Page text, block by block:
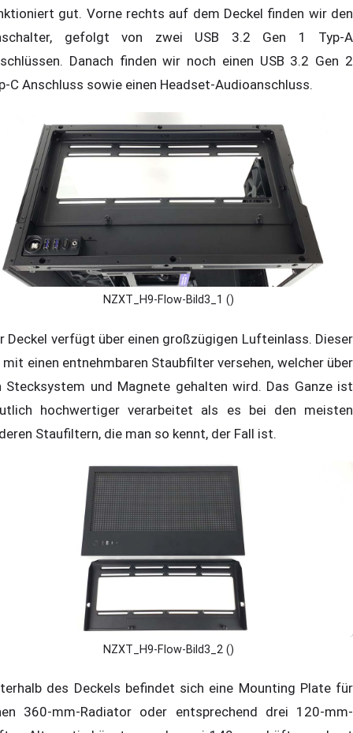
gut. Vorne rechts auf dem Deckel finden wir den
gefolgt von zwei USB 3.2 Gen 1 Typ-A
Danach finden wir noch einen USB 3.2 Gen 2
C Anschluss sowie einen Headset-Audioanschluss.
NZXT_H9-Flow-Bild3_1 ()
Deckel verfügt über einen großzügigen Lufteinlass. Dieser
einen entnehmbaren Staubfilter versehen, welcher über
Stecksystem und Magnete gehalten wird. Das Ganze ist
hochwertiger verarbeitet als es bei den meisten
Staufiltern, die man so kennt, der Fall ist.
NZXT_H9-Flow-Bild3_2 ()
des Deckels befindet sich eine Mounting Plate für
360-mm-Radiator oder entsprechend drei 120-mm-